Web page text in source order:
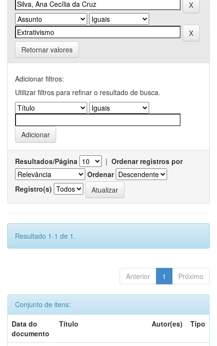
Retornar valores
Adicionar filtros:
Utilizar filtros para refinar o resultado de busca.
Resultados/Página | Ordenar registros por
Ordenar
Registro(s)
Resultado 1-1 de 1.
Anterior 1 Próximo
Conjunto de itens:
Data do
documento
Título Autor(es) Tipo